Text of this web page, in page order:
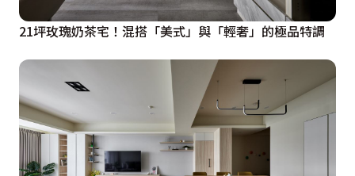
21坪玫瑰奶茶宅！混搭「美式」與「輕奢」的極品特調